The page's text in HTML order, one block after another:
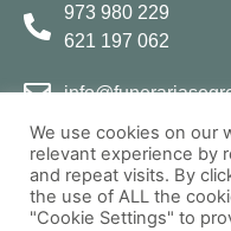
973 980 229
621 197 062
We use cookies on our
relevant experience by
and repeat visits. By
the use of ALL the
"Cookie Settings" to